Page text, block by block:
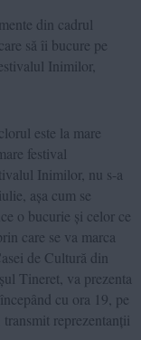
din cadrul
să îi bucure pe
Inimilor,
este la mare
festival
Inimilor, nu s-a
așa cum se
o bucurie și celor ce
care se va marca
de Cultură din
Tineret, va prezenta
cu ora 19, pe
reprezentanții